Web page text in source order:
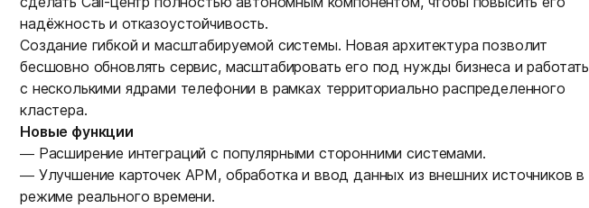
надёжность и отказоустойчивость.
Создание гибкой и масштабируемой системы. Новая архитектура позволит
бесшовно обновлять сервис, масштабировать его под нужды бизнеса и работать
с несколькими ядрами телефонии в рамках территориально распределенного
кластера.
Новые функции
— Расширение интеграций с популярными сторонними системами.
— Улучшение карточек АРМ, обработка и ввод данных из внешних источников в
режиме реального времени.